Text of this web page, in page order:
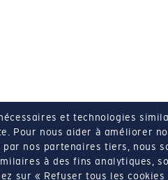
et technologies
Pour nous aider à améliorer
nos partenaires tiers, nous
à des fins analytiques,
sur « Refuser tous les